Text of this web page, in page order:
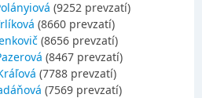
(9252 prevzatí)
(8660 prevzatí)
(8656 prevzatí)
(8467 prevzatí)
(7788 prevzatí)
(7569 prevzatí)